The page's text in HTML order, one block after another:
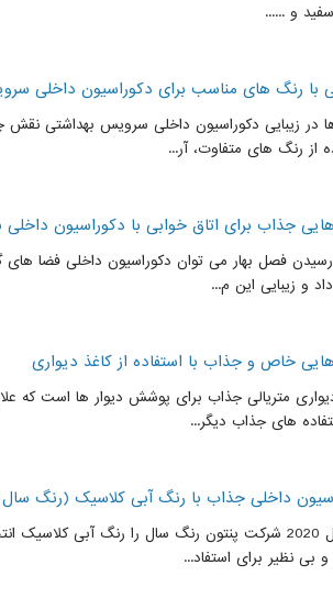
سفید و ......
با رنگ های مناسب برای دکوراسیون داخلی
در زیبایی دکوراسیون داخلی سرویس بهداشتی نقش
از رنگ های متفاوت، آر...
جذاب برای اتاق خوابی با دکوراسیون داخلی
رسیدن فصل بهار می توان دکوراسیون داخلی فضا های
و زیبایی این م...
خاص و جذاب با استفاده از کاغذ دیواری
متریالی جذاب برای پوشش دیوار ها است که
های جذاب دیگر...
داخلی جذاب با رنگ آبی کلاسیک (رنگ سال 2020)
در سال 2020 شرکت پنتون رنگ سال را رنگ آبی
بی نظیر برای استفاد...